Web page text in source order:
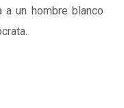
un hombre blanco